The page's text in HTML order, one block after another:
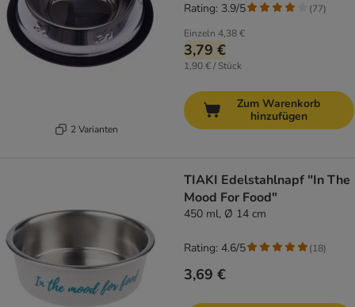
2 Varianten
Einzeln 4,38 €
3,79 €
1,90 € / Stück
Rating: 3.9/5 (77)
Zum Warenkorb
hinzufügen
TIAKI Edelstahlnapf "In The
Mood For Food"
450 ml, Ø 14 cm
3,69 €
Rating: 4.6/5 (18)